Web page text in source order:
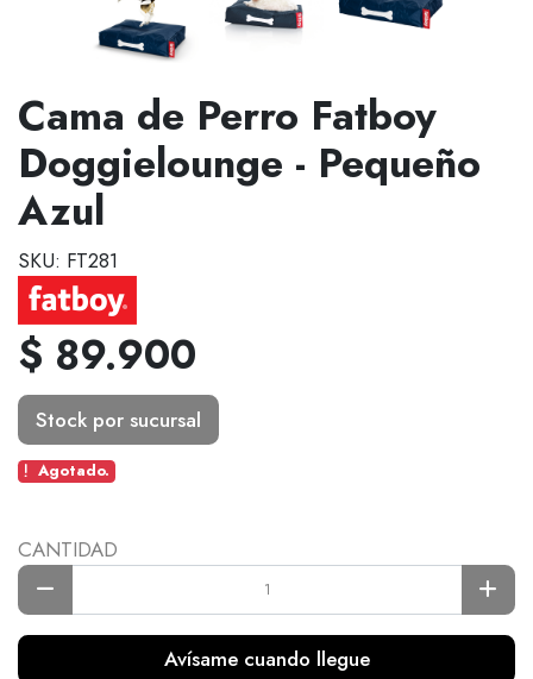
Cama de Perro Fatboy
Doggielounge - Pequeño
Azul
SKU: FT281
$ 89.900
Stock por sucursal
Agotado.
CANTIDAD
Avísame cuando llegue